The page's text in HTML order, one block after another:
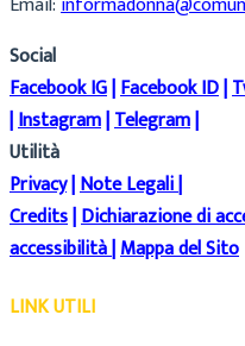
Social
Facebook IG|Facebook ID|
|Instagram|Telegram|
Utilità
Privacy|Note Legali|
Credits|Dichiarazione di
accessibilità|Mappa del Sito
LINK UTILI